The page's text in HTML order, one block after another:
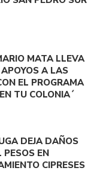
MATA LLEVA
A LAS
EL PROGRAMA
TU COLONIA´
DEJA DAÑOS
PESOS EN
CIPRESES